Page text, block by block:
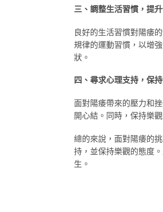
三、調整生活習慣，提
良好的生活習慣對陽痿
規律的運動習慣，以增
狀。
四、尋求心理支持，保
面對陽痿帶來的壓力和
開心結。同時，保持樂
總的來說，面對陽痿的
持，並保持樂觀的態度
生。